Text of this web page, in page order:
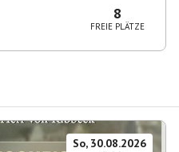
8
FREIE PLÄTZE
So, 30.08.2026